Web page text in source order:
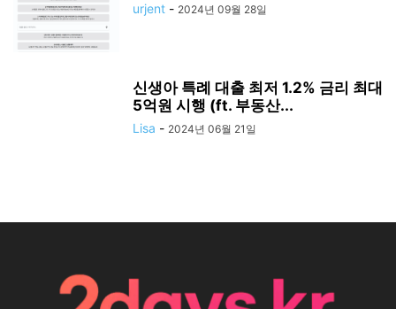
urjent - 2024년 09월 28일
신생아 특례 대출 최저 1.2% 금리 최대
5억원 시행 (ft. 부동산...
Lisa - 2024년 06월 21일